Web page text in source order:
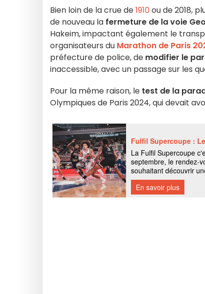
Bien loin de la crue de1910ou de 2018,
de nouveau la fermeture de la voie
Hakeim, impactant également le
organisateurs du Marathon de Paris
préfecture de police, de modifier le
inaccessible, avec un passage sur les
Pour la même raison, le test de la
Olympiques de Paris 2024, qui devait